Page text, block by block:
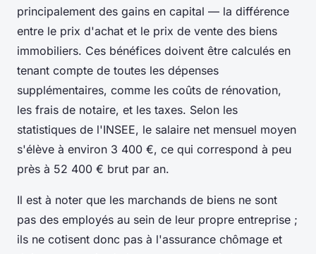
principalement des gains en capital — la différence
entre le prix d'achat et le prix de vente des biens
immobiliers. Ces bénéfices doivent être calculés en
tenant compte de toutes les dépenses
supplémentaires, comme les coûts de rénovation,
les frais de notaire, et les taxes. Selon les
statistiques de l'INSEE, le salaire net mensuel moyen
s'élève à environ 3 400 €, ce qui correspond à peu
près à 52 400 € brut par an.
Il est à noter que les marchands de biens ne sont
pas des employés au sein de leur propre entreprise ;
ils ne cotisent donc pas à l'assurance chômage et